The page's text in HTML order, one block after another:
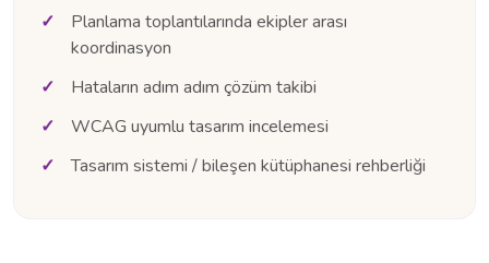
Planlama toplantılarında ekipler arası
koordinasyon
Hataların adım adım çözüm takibi
WCAG uyumlu tasarım incelemesi
Tasarım sistemi / bileşen kütüphanesi rehberliği